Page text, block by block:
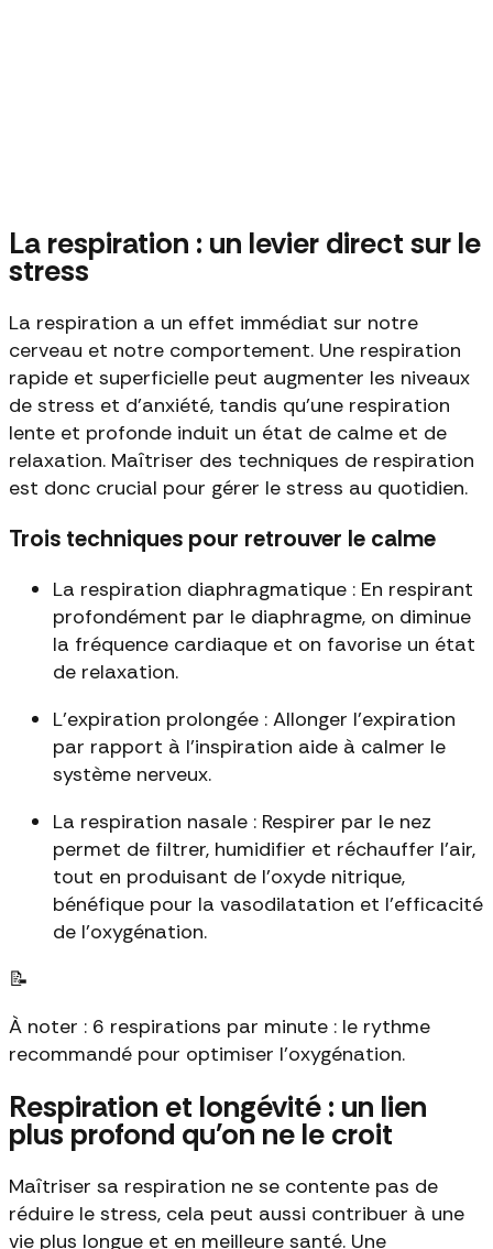
La respiration : un levier direct sur le
stress
La respiration a un effet immédiat sur notre
cerveau et notre comportement. Une respiration
rapide et superficielle peut augmenter les niveaux
de stress et d'anxiété, tandis qu'une respiration
lente et profonde induit un état de calme et de
relaxation. Maîtriser des techniques de respiration
est donc crucial pour gérer le stress au quotidien.
Trois techniques pour retrouver le calme
La respiration diaphragmatique : En respirant
profondément par le diaphragme, on diminue
la fréquence cardiaque et on favorise un état
de relaxation.
L'expiration prolongée : Allonger l'expiration
par rapport à l'inspiration aide à calmer le
système nerveux.
La respiration nasale : Respirer par le nez
permet de filtrer, humidifier et réchauffer l'air,
tout en produisant de l'oxyde nitrique,
bénéfique pour la vasodilatation et l'efficacité
de l'oxygénation.
📝
À noter : 6 respirations par minute : le rythme
recommandé pour optimiser l'oxygénation.
Respiration et longévité : un lien
plus profond qu'on ne le croit
Maîtriser sa respiration ne se contente pas de
réduire le stress, cela peut aussi contribuer à une
vie plus longue et en meilleure santé. Une